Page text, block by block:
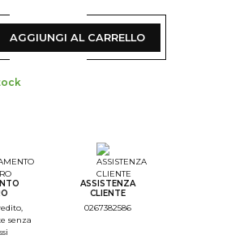
AGGIUNGI AL CARRELLO
Step Color
Step Monogramme
senza
ASSISTENZA
CLIENTE
0267382586